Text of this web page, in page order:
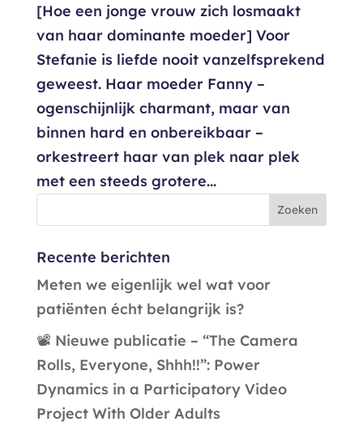
[Hoe een jonge vrouw zich losmaakt
van haar dominante moeder] Voor
Stefanie is liefde nooit vanzelfsprekend
geweest. Haar moeder Fanny –
ogenschijnlijk charmant, maar van
binnen hard en onbereikbaar –
orkestreert haar van plek naar plek
met een steeds grotere...
Recente berichten
Meten we eigenlijk wel wat voor
patiënten écht belangrijk is?
📽️ Nieuwe publicatie – “The Camera
Rolls, Everyone, Shhh!!”: Power
Dynamics in a Participatory Video
Project With Older Adults